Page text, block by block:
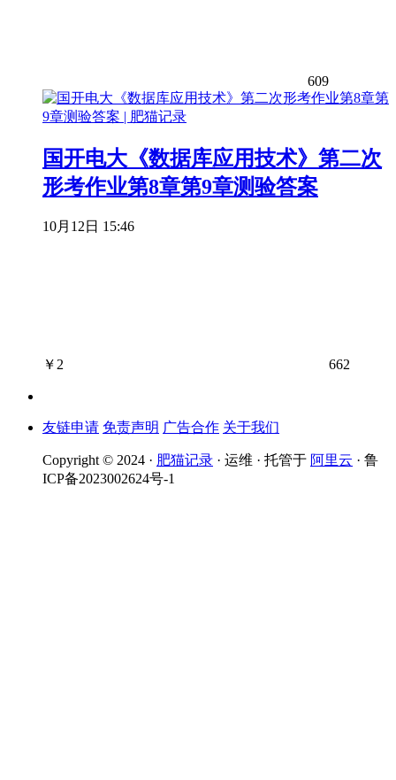
609
国开电大《数据库应用技术》第二次
形考作业第8章第9章测验答案
10月12日 15:46
￥2 662
友链申请 免责声明 广告合作 关于我们
Copyright © 2024 · 肥猫记录 · 运维 · 托管于 阿里云 · 鲁
ICP备2023002624号-1